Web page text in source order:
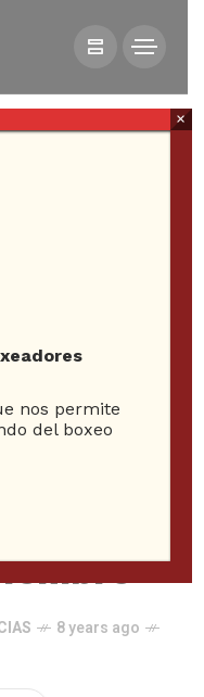
título
8 years ago
nos permite
del boxeo
×